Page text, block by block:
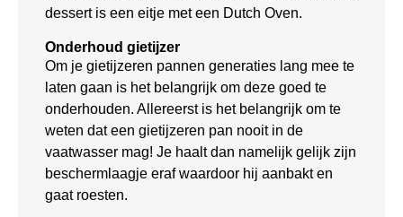
dessert is een eitje met een Dutch Oven.
Onderhoud gietijzer
Om je gietijzeren pannen generaties lang mee te
laten gaan is het belangrijk om deze goed te
onderhouden. Allereerst is het belangrijk om te
weten dat een gietijzeren pan nooit in de
vaatwasser mag! Je haalt dan namelijk gelijk zijn
beschermlaagje eraf waardoor hij aanbakt en
gaat roesten.